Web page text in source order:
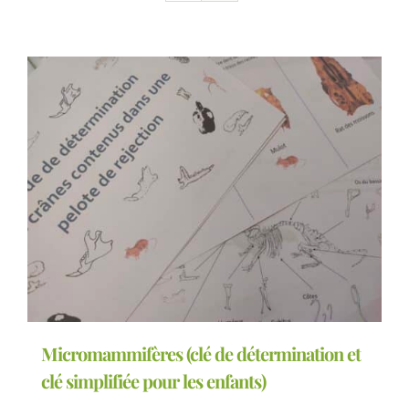
Micromammifères (clé de détermination et
clé simplifiée pour les enfants)